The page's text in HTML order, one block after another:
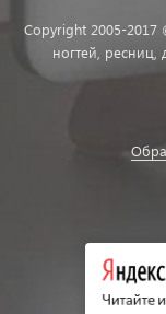
Copyright 2005-
ногтей,